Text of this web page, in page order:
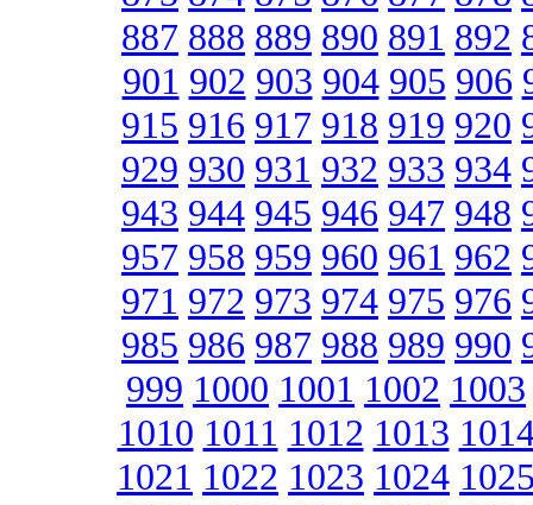
887 888 889 890 891 892
901 902 903 904 905 906
915 916 917 918 919 920
929 930 931 932 933 934
943 944 945 946 947 948
957 958 959 960 961 962
971 972 973 974 975 976
985 986 987 988 989 990
999 1000 1001 1002 1003
1010 1011 1012 1013
1021 1022 1023 1024